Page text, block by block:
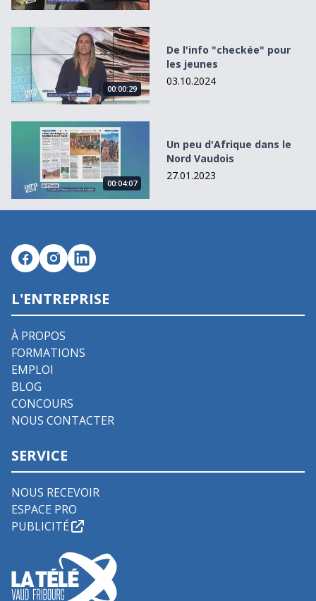
De l&#039;info &quot;checkée&quot; pour les jeunes
00:00:29
De l'info "checkée" pour
les jeunes
03.10.2024
Un peu d&#039;Afrique dans le Nord Vaudois
00:04:07
Un peu d'Afrique dans le
Nord Vaudois
27.01.2023
L'ENTREPRISE
À PROPOS
FORMATIONS
EMPLOI
BLOG
CONCOURS
NOUS CONTACTER
SERVICE
NOUS RECEVOIR
ESPACE PRO
PUBLICITÉ